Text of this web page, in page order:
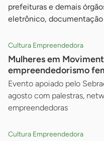
prefeituras e demais
eletrônico,
Cultura Empreendedora
Mulheres em
empreendedorismo
Evento apoiado pelo
agosto com palestras,
empreendedoras
Cultura Empreendedora